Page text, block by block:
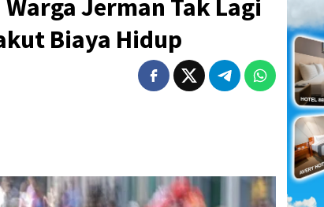
Jerman Tak Lagi
Biaya Hidup